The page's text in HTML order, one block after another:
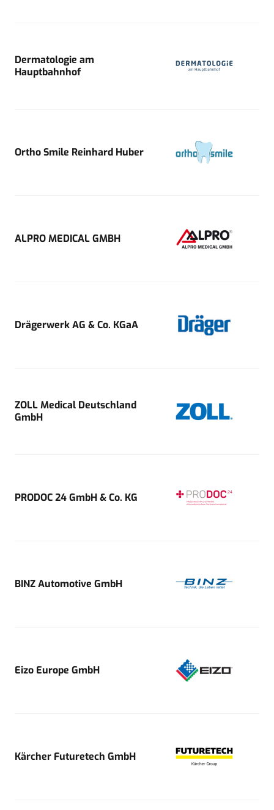
Dermatologie am
Hauptbahnhof
Ortho Smile Reinhard Huber
ALPRO MEDICAL GMBH
Drägerwerk AG & Co. KGaA
ZOLL Medical Deutschland
GmbH
PRODOC 24 GmbH & Co. KG
BINZ Automotive GmbH
Eizo Europe GmbH
Kärcher Futuretech GmbH